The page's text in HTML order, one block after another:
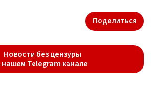
Поделиться
Новости без цензуры
нашем Telegram канале